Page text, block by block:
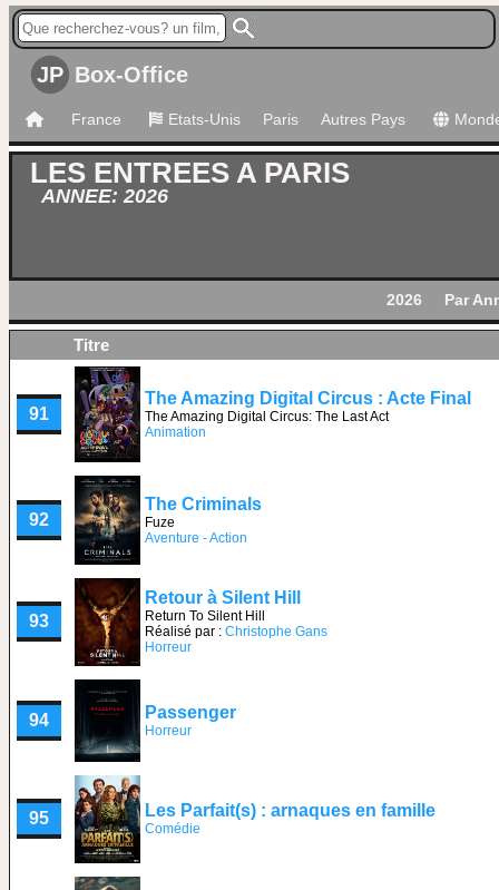
JP Box-Office
France Etats-Unis Paris Autres Pays
LES ENTREES A PARIS
ANNEE: 2026
2026 Par
Titre
91
The Amazing Digital Circus : Acte Final
The Amazing Digital Circus: The Last Act
Animation
92
The Criminals
Fuze
Aventure - Action
93
Retour à Silent Hill
Return To Silent Hill
Réalisé par : Christophe Gans
Horreur
94 Passenger
Horreur
95 Les Parfait(s) : arnaques en famille
Comédie